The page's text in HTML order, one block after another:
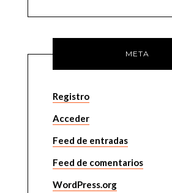
META
Registro
Acceder
Feed de entradas
Feed de comentarios
WordPress.org